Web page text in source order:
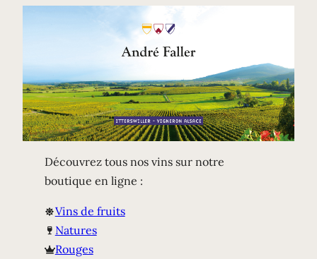
Découvrez tous nos vins sur notre
boutique en ligne :
Vins de fruits
Natures
Rouges